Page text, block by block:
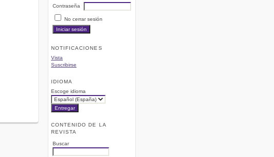
Contraseña
No cerrar sesión
NOTIFICACIONES
Vista
Suscribirse
IDIOMA
Escoge idioma
CONTENIDO DE LA
REVISTA
Buscar